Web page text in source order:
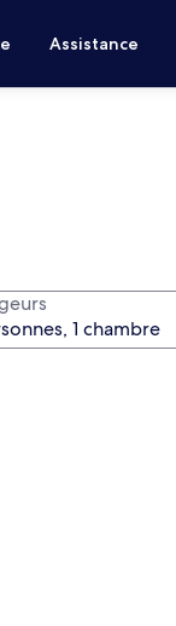
Assistance